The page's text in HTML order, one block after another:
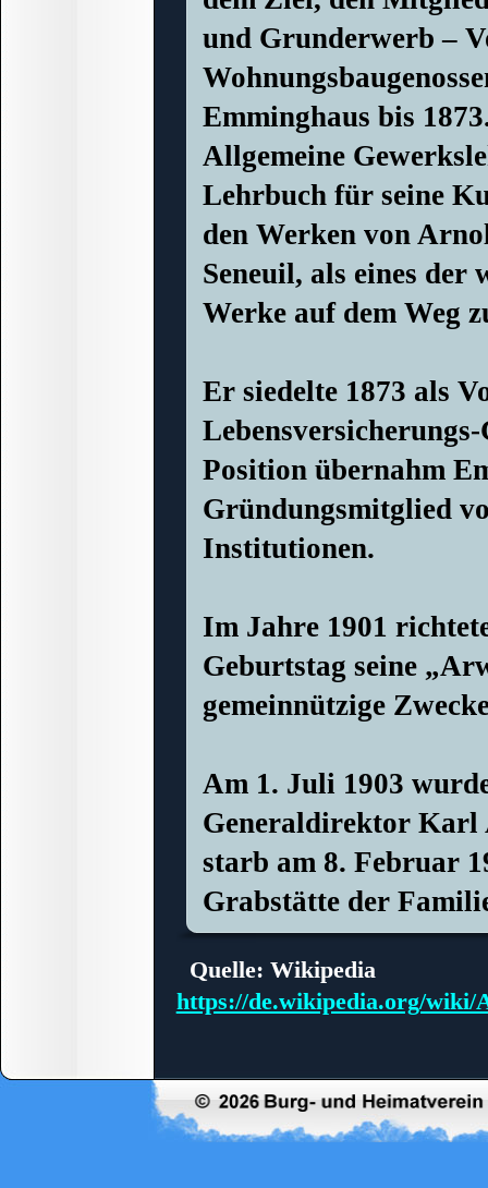
und Grunderwerb –
Emminghaus bis
Allgemeine
Lehrbuch für seine
den Werken von
Seneuil, als eines der
Werke auf dem Weg
Er siedelte 1873 als
Position übernahm
Gründungsmitglied
Institutionen.
Im Jahre 1901
Geburtstag seine
gemeinnützige
Am 1. Juli 1903
Generaldirektor Karl
starb am 8. Februar
Grabstätte der
Quelle: Wikipedia
https://de.wikipedia.org/wiki/